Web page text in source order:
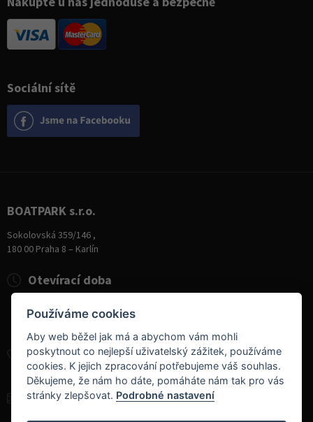
Sociální sítě
BOATPARK s.r.o.
Sokolovská 359/146 ,
180 00 Praha 8 – Karlín
+420 284 826 787
+420 604 728 042
info@boatpark.cz
Otevírací doba
Úterý - Pátek
10:00 - 19:00
Sobota
9:00 - 14:00
Používáme cookies
Aby web běžel jak má a abychom vám mohli
poskytnout co nejlepší uživatelský zážitek, používáme
cookies. K jejich zpracování potřebujeme váš souhlas.
Děkujeme, že nám ho dáte, pomáháte nám tak pro vás
stránky zlepšovat. Podrobné nastavení